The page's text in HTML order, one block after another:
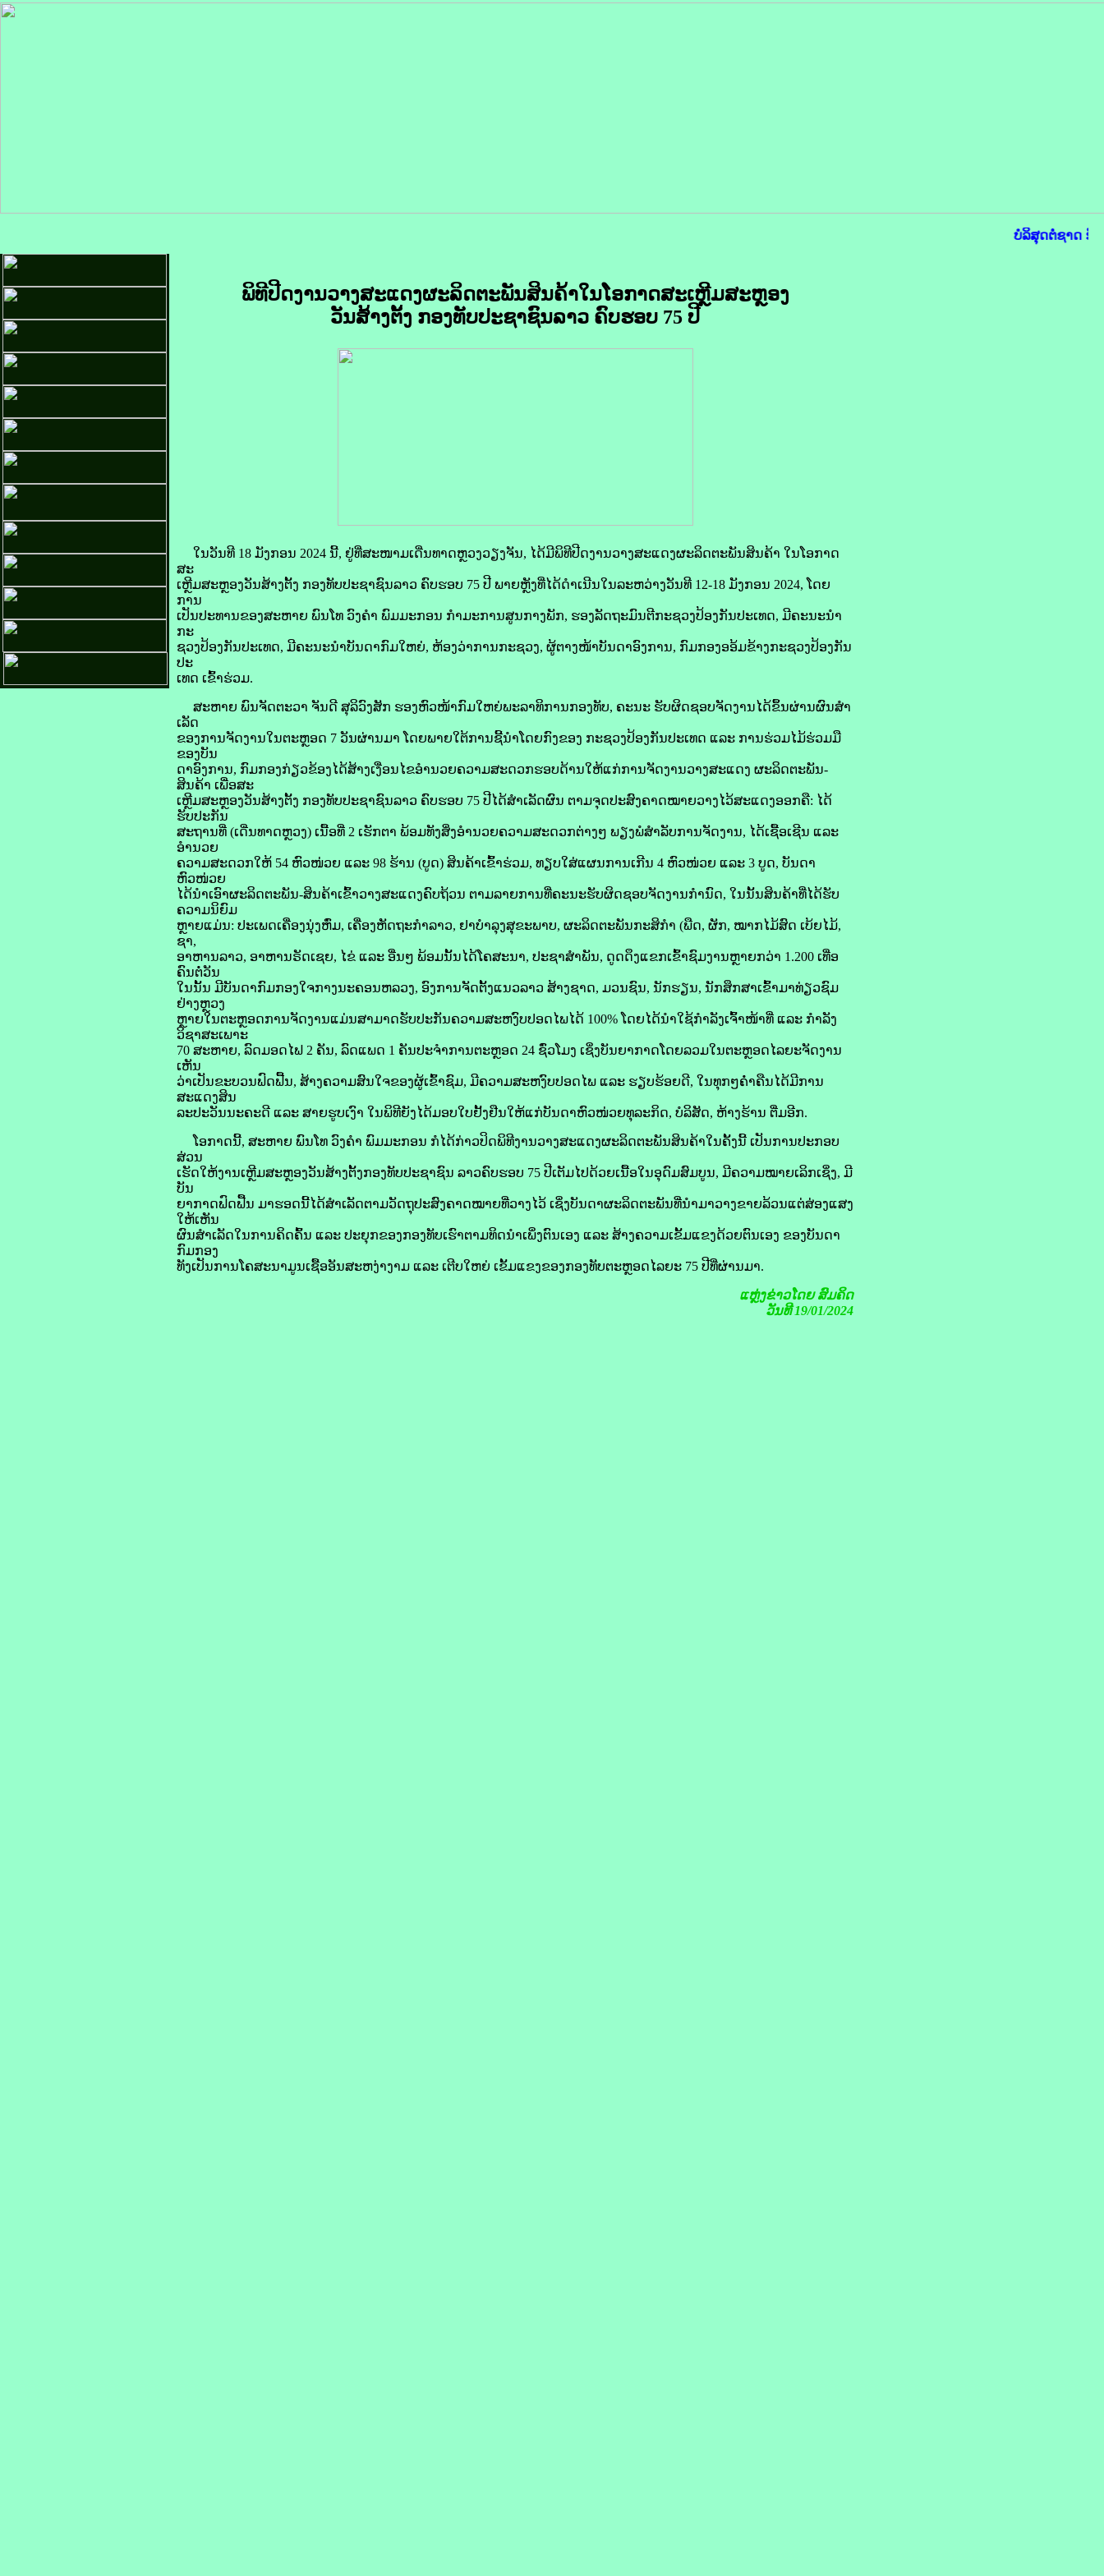
ບໍລິສຸດຕໍ່ຊາດ ຮັບ
ພິທີປີດງານວາງສະແດງຜະລິດຕະພັນສິນຄ້າໃນໂອກາດສະເຫຼີມສະຫຼອງ
ວັນສ້າງຕັ້ງ ກອງທັບປະຊາຊົນລາວ ຄົບຮອບ 75 ປີ
ໃນວັນທີ 18 ມັງກອນ 2024 ນີ້, ຢູ່ທີ່ສະໜາມເດີ່ນທາດຫຼວງວຽງຈັນ, ໄດ້ມີພິທີປີດງານວາງສະແດງຜະລິດຕະພັນສິນຄ້າ ໃນໂອກາດ
ສະ
ເຫຼີມສະຫຼອງວັນສ້າງຕັ້ງ ກອງທັບປະຊາຊົນລາວ ຄົບຮອບ 75 ປີ ພາຍຫຼັງທີ່ໄດ້ດໍາເນີນໃນລະຫວ່າງວັນທີ 12-18 ມັງກອນ 2024, ໂດຍ
ການ
ເປັນປະທານຂອງສະຫາຍ ພົນໂທ ວົງຄໍາ ພົມມະກອນ ກຳມະການສູນກາງພັກ, ຮອງລັດຖະມົນຕີກະຊວງປ້ອງກັນປະເທດ, ມີຄະນະນໍາ
ກະ
ຊວງປ້ອງກັນປະເທດ, ມີຄະນະນໍາບັນດາກົມໃຫຍ່, ຫ້ອງວ່າການກະຊວງ, ຜູ້ຕາງໜ້າບັນດາອົງການ, ກົມກອງອອ້ມຂ້າງກະຊວງປ້ອງກັນ
ປະ
ເທດ ເຂົ້າຮ່ວມ.
ສະຫາຍ ພົນຈັດຕະວາ ຈັນດີ ສຸລິວົງສັກ ຮອງຫົວໜ້າກົມໃຫຍ່ພະລາທິການກອງທັບ, ຄະນະ ຮັບຜິດຊອບຈັດງານໄດ້ຂຶ້ນຜ່ານຜົນສໍາ
ເລັດ
ຂອງການຈັດງານໃນຕະຫຼອດ 7 ວັນຜ່ານມາ ໂດຍພາຍໃຕ້ການຊີ້ນໍາໂດຍກົງຂອງ ກະຊວງປ້ອງກັນປະເທດ ແລະ ການຮ່ວມໄມ້ຮ່ວມມື
ຂອງບັນ
ດາອົງການ, ກົມກອງກ່ຽວຂ້ອງໄດ້ສ້າງເງື່ອນໄຂອໍານວຍຄວາມສະດວກຮອບດ້ານໃຫ້ແກ່ການຈັດງານວາງສະແດງ ຜະລິດຕະພັນ-
ສິນຄ້າ ເພື່ອສະ
ເຫຼີມສະຫຼອງວັນສ້າງຕັ້ງ ກອງທັບປະຊາຊົນລາວ ຄົບຮອບ 75 ປີໄດ້ສໍາເລັດຜົນ ຕາມຈຸດປະສົງຄາດໝາຍວາງໄວ້ສະແດງອອກຄື: ໄດ້
ຮັບປະກັນ
ສະຖານທີ່ (ເດີ່ນທາດຫຼວງ) ເນື້ອທີ່ 2 ເຮັກຕາ ພ້ອມທັງສິ່ງອຳນວຍຄວາມສະດວກຕ່າງໆ ພຽງພໍສໍາລັບການຈັດງານ, ໄດ້ເຊື້ອເຊີນ ແລະ
ອໍານວຍ
ຄວາມສະດວກໃຫ້ 54 ຫົວໜ່ວຍ ແລະ 98 ຮ້ານ (ບູດ) ສິນຄ້າເຂົ້າຮ່ວມ, ທຽບໃສ່ແຜນການເກີນ 4 ຫົວໜ່ວຍ ແລະ 3 ບູດ, ບັນດາ
ຫົວໜ່ວຍ
ໄດ້ນໍາເອົາຜະລິດຕະພັນ-ສິນຄ້າເຂົ້າວາງສະແດງຄົບຖ້ວນ ຕາມລາຍການທີ່ຄະນະຮັບຜິດຊອບຈັດງານກໍານົດ, ໃນນັ້ນສິນຄ້າທີ່ໄດ້ຮັບ
ຄວາມນິຍົມ
ຫຼາຍແມ່ນ: ປະເພດເຄື່ອງນຸ່ງຫົ່ມ, ເຄື່ອງຫັດຖະກຳລາວ, ຢາບຳລຸງສຸຂະພາບ, ຜະລິດຕະພັນກະສິກຳ (ພືດ, ຜັກ, ໝາກໄມ້ສົດ ເບ້ຍໄມ້,
ຊາ,
ອາຫານລາວ, ອາຫານຣັດເຊຍ, ໄຂ່ ແລະ ອື່ນໆ ພ້ອມນັ້ນໄດ້ໂຄສະນາ, ປະຊາສຳພັນ, ດູດດຶງແຂກເຂົ້າຊົມງານຫຼາຍກວ່າ 1.200 ເທື່ອ
ຄົນຕໍ່ວັນ
ໃນນັ້ນ ມີບັນດາກົມກອງໃຈກາງນະຄອນຫລວງ, ອົງການຈັດຕັ້ງແນວລາວ ສ້າງຊາດ, ມວນຊົນ, ນັກຮຽນ, ນັກສຶກສາເຂົ້າມາທ່ຽວຊົມ
ຢ່າງຫຼວງ
ຫຼາຍໃນຕະຫຼອດການຈັດງານແມ່ນສາມາດຮັບປະກັນຄວາມສະຫງົບປອດໄພໄດ້ 100% ໂດຍໄດ້ນໍາໃຊ້ກໍາລັງເຈົ້າໜ້າທີ່ ແລະ ກຳລັງ
ວິຊາສະເພາະ
70 ສະຫາຍ, ລົດມອດໄຟ 2 ຄັນ, ລົດແພດ 1 ຄັນປະຈຳການຕະຫຼອດ 24 ຊົ່ວໂມງ ເຊິ່ງບັນຍາກາດໂດຍລວມໃນຕະຫຼອດໄລຍະຈັດງານ
ເຫັນ
ວ່າເປັນຂະບວນຟົດຟື້ນ, ສ້າງຄວາມສົນໃຈຂອງຜູ້ເຂົ້າຊົມ, ມີຄວາມສະຫງົບປອດໄພ ແລະ ຮຽບຮ້ອຍດີ, ໃນທຸກໆຄໍ່າຄືນໄດ້ມີການ
ສະແດງສິນ
ລະປະວັນນະຄະດີ ແລະ ສາຍຮູບເງົາ ໃນພິທີຍັງໄດ້ມອບໃບຢັ້ງຢືນໃຫ້ແກ່ບັນດາຫົວໜ່ວຍທຸລະກິດ, ບໍລິສັດ, ຫ້າງຮ້ານ ຕື່ມອີກ.
ໂອກາດນີ້, ສະຫາຍ ພົນໂທ ວົງຄໍາ ພົມມະກອນ ກໍໄດ້ກ່າວປິດພິທີງານວາງສະແດງຜະລິດຕະພັນສິນຄ້າໃນຄັ້ງນີ້ ເປັນການປະກອບ
ສ່ວນ
ເຮັດໃຫ້ງານເຫຼີມສະຫຼອງວັນສ້າງຕັ້ງກອງທັບປະຊາຊົນ ລາວຄົບຮອບ 75 ປີເຕັມໄປດ້ວຍເນື້ອໃນອຸດົມສົມບູນ, ມີຄວາມໝາຍເລິກເຊິ່ງ, ມີ
ບັນ
ຍາກາດຟົດຟື້ນ ມາຮອດນີ້ໄດ້ສໍາເລັດຕາມວັດຖຸປະສົງຄາດໝາຍທີ່ວາງໄວ້ ເຊິ່ງບັນດາຜະລິດຕະພັນທີ່ນໍາມາວາງຂາຍລ້ວນແຕ່ສ່ອງແສງ
ໃຫ້ເຫັນ
ຜົນສໍາເລັດໃນການຄິດຄົ້ນ ແລະ ປະຍຸກຂອງກອງທັບເຮົາຕາມທິດນຳເພິ່ງຕົນເອງ ແລະ ສ້າງຄວາມເຂັ້ມແຂງດ້ວຍຕົນເອງ ຂອງບັນດາ
ກົມກອງ
ທັງເປັນການໂຄສະນາມູນເຊື້ອອັນສະຫງ່າງາມ ແລະ ເຕີບໃຫຍ່ ເຂັ້ມແຂງຂອງກອງທັບຕະຫຼອດໄລຍະ 75 ປີທີ່ຜ່ານມາ.
ແຫຼ່ງຂ່າວໂດຍສົມຄິດ
ວັນທີ 19/01/2024